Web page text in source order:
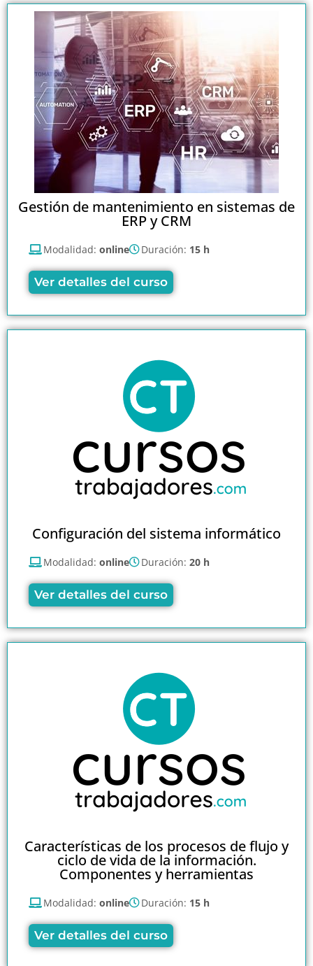
Gestión de mantenimiento en sistemas de
ERP y CRM
Modalidad: online Duración: 15 h
Ver detalles del curso
Configuración del sistema informático
Modalidad: online Duración: 20 h
Ver detalles del curso
Características de los procesos de flujo y
ciclo de vida de la información.
Componentes y herramientas
Modalidad: online Duración: 15 h
Ver detalles del curso